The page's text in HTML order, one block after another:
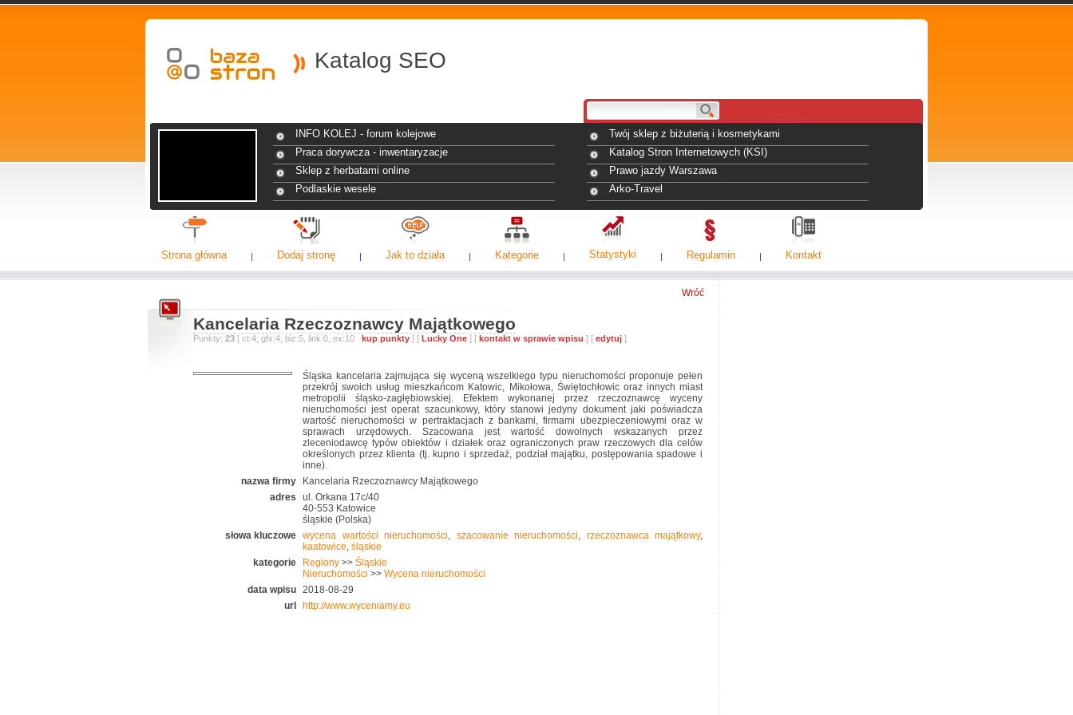
Katalog SEO
INFO KOLEJ - forum kolejowe
Twój sklep z biżuterią i kosmetykami
Praca dorywcza - inwentaryzacje
Katalog Stron Internetowych (KSI)
Sklep z herbatami online
Prawo jazdy Warszawa
Podlaskie wesele
Arko-Travel
Strona główna Dodaj stronę Jak to działa Kategorie Statystyki Regulamin Kontakt
Wróć
Kancelaria Rzeczoznawcy Majątkowego
Punkty: 23 [ ct:4, gfx:4, biz:5, link:0, ex:10 kup punkty ] [ Lucky One ] [ kontakt w sprawie wpisu ] [ edytuj ]
Śląska kancelaria zajmująca się wyceną wszelkiego typu nieruchomości proponuje pełen
przekrój swoich usług mieszkańcom Katowic, Mikołowa, Świętochłowic oraz innych miast
metropolii śląsko-zagłębiowskiej. Efektem wykonanej przez rzeczoznawcę wyceny
nieruchomości jest operat szacunkowy, który stanowi jedyny dokument jaki poświadcza
wartość nieruchomości w pertraktacjach z bankami, firmami ubezpieczeniowymi oraz w
sprawach urzędowych. Szacowana jest wartość dowolnych wskazanych przez
zleceniodawcę typów obiektów i działek oraz ograniczonych praw rzeczowych dla celów
określonych przez klienta (tj. kupno i sprzedaż, podział majątku, postępowania spadowe i
inne).
nazwa firmy
Kancelaria Rzeczoznawcy Majątkowego
adres
ul. Orkana 17c/40
40-553 Katowice
śląskie (Polska)
słowa kluczowe wycena wartości nieruchomości, szacowanie nieruchomości, rzeczoznawca majątkowy,
kaatowice, śląskie
kategorie
Regiony >> Śląskie
Nieruchomości >> Wycena nieruchomości
data wpisu 2018-08-29
url
http://www.wyceniamy.eu